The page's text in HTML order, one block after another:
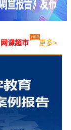
更多>
网课超市